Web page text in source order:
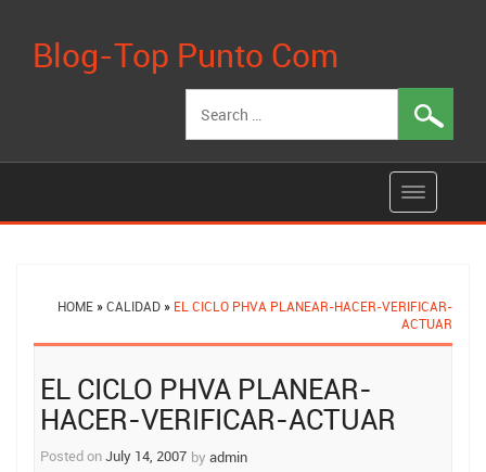
Blog-Top Punto Com
for:
HOME »CALIDAD » EL CICLO PHVA PLANEAR-HACER-VERIFICAR-
ACTUAR
EL CICLO PHVA PLANEAR-
HACER-VERIFICAR-ACTUAR
Posted onJuly 14, 2007 by admin
navigation